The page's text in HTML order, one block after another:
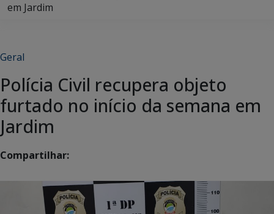
em Jardim
Geral
Polícia Civil recupera objeto
furtado no início da semana em
Jardim
Compartilhar: